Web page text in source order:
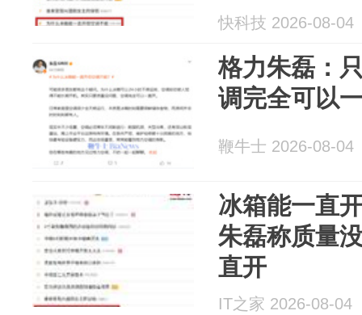
快科技 2026-08-04
格力朱磊：
调完全可以
鞭牛士 2026-08-04
冰箱能一直
朱磊称质量
直开
IT之家 2026-08-04